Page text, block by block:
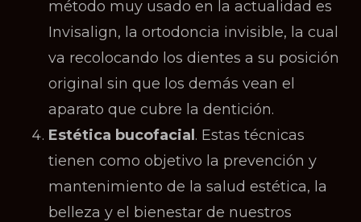
método muy usado en la actualidad es
Invisalign, la ortodoncia invisible, la cual
va recolocando los dientes a su posición
original sin que los demás vean el
aparato que cubre la dentición.
Estética bucofacial . Estas técnicas
tienen como objetivo la prevención y
mantenimiento de la salud estética, la
belleza y el bienestar de nuestros